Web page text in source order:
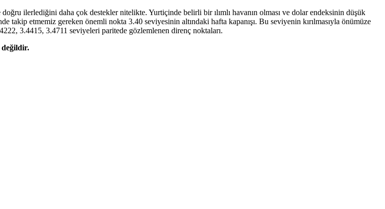
ilerlediğini daha çok destekler nitelikte. Yurtiçinde belirli bir ılımlı havanın olması ve dolar endeksinin düşük
takip etmemiz gereken önemli nokta 3.40 seviyesinin altındaki hafta kapanışı. Bu seviyenin kırılmasıyla önümüze
3.4415, 3.4711 seviyeleri paritede gözlemlenen direnç noktaları.
değildir.